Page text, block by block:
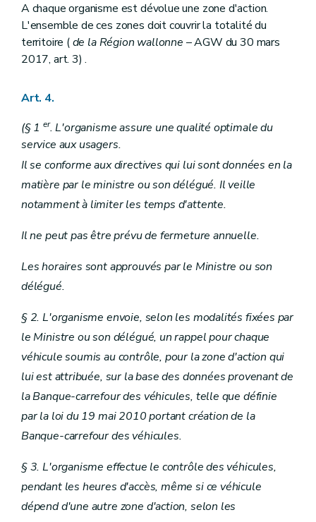
A chaque organisme est dévolue une zone d'action.
L'ensemble de ces zones doit couvrir la totalité du
territoire (de la Région wallonne – AGW du 30 mars
2017, art. 3) .
Art. 4.
(§ 1er. L'organisme assure une qualité optimale du
service aux usagers.
Il se conforme aux directives qui lui sont données en la
matière par le ministre ou son délégué. Il veille
notamment à limiter les temps d'attente.
Il ne peut pas être prévu de fermeture annuelle.
Les horaires sont approuvés par le Ministre ou son
délégué.
§ 2. L'organisme envoie, selon les modalités fixées par
le Ministre ou son délégué, un rappel pour chaque
véhicule soumis au contrôle, pour la zone d'action qui
lui est attribuée, sur la base des données provenant de
la Banque-carrefour des véhicules, telle que définie
par la loi du 19 mai 2010 portant création de la
Banque-carrefour des véhicules.
§ 3. L'organisme effectue le contrôle des véhicules,
pendant les heures d'accès, même si ce véhicule
dépend d'une autre zone d'action, selon les